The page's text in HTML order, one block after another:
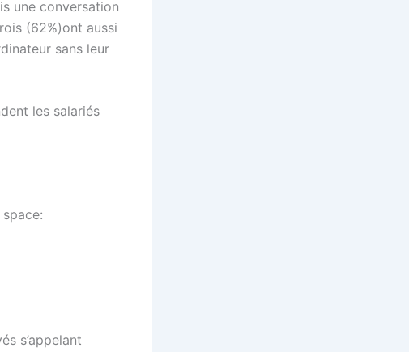
une conversation
(62%)ont aussi
sans leur
les salariés
s’appelant